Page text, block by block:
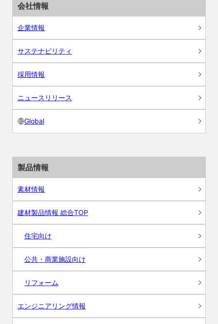
会社情報
企業情報
サステナビリティ
採用情報
ニュースリリース
Global
製品情報
素材情報
建材製品情報 総合TOP
住宅向け
公共・商業施設向け
リフォーム
エンジニアリング情報